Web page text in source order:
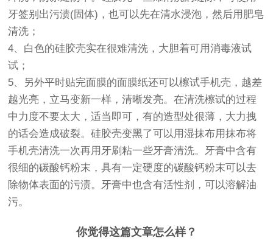
牙签别出污渍(固体)，也可以先在清水浸泡，然后用肥皂
清洗；
4、白色的硅胶壳实在很难清洗，大胆着可用消毒液试
试；
5、另外平时贴完面膜的面膜纸还可以檫试手机壳，越差
越光亮，立马变新一样，清晰发亮。在清洗檫试的过程
中力度不要太大，适当即可，有的造型处很薄，大力拽
的话会造成破裂。硅胶壳变黑了可以用湿抹布用抹布将
手机壳清洗一次再用牙刷粘一些牙膏清洗。牙膏中含有
很细的碳酸钙粉末，具有一定硬度的碳酸钙粉末可以去
除物体表面的污渍。牙膏中也含有活性剂，可以溶解油
污。
你觉得这篇文章怎么样？